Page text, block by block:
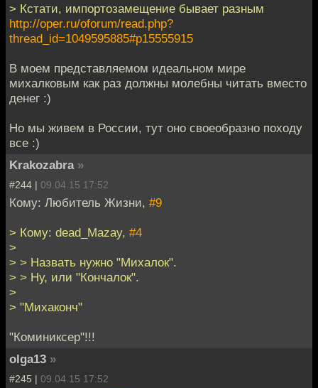
> Кстати, импортозамещение бывает разным
http://oper.ru/oforum/read.php?
thread_id=1049595885#p15555915
В моем представляемом идеальном мире
михалковым как раз должны молебны читать вместо
денег :)
Но мы живем в России, тут оно своеобразно походу
все :)
Krakozabra »
#244 | 09.04.15 17:52
Кому: Любитель Жизни, #9
> Кому: dead_Mazay, #4
>
> > Назвать нужно "Михалок".
> > Ну, или "Кончалок".
>
> "Михаконч"
"Коминиксер"!!!
olga13 »
#245 | 09.04.15 17:52